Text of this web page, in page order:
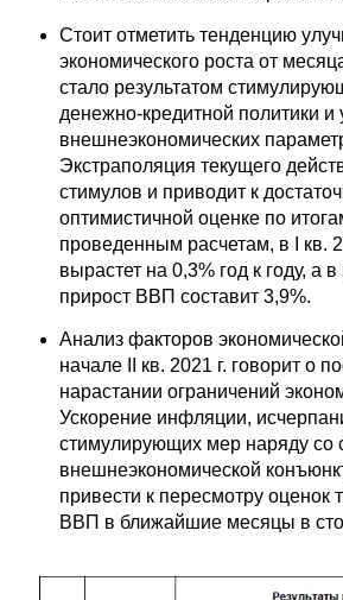
Образование и карьера
Кафедра МФТИ
Кафедра МАДИ
Аспирантура
Об аспирантуре
Обучение
Нормативные документы
Диссертационный совет
Стоит отметить тенденцию
экономического роста от
стало результатом
денежно-кредитной политики и
внешнеэкономических
Экстраполяция текущего
стимулов и приводит к
оптимистичной оценке по
проведенным расчетам, в I кв.
вырастет на 0,3% год к году, а
прирост ВВП составит 3,9%.
Анализ факторов
начале II кв. 2021 г. говорит о
нарастании ограничений
Ускорение инфляции,
стимулирующих мер наряду со
внешнеэкономической
привести к пересмотру оценок
ВВП в ближайшие месяцы в